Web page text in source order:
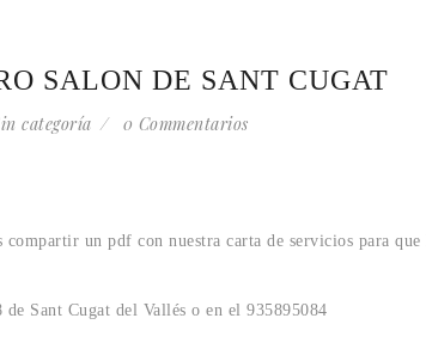
SALON DE SANT CUGAT
categoría 0 Commentarios
compartir un pdf con nuestra carta de servicios para que
Sant Cugat del Vallés o en el 935895084